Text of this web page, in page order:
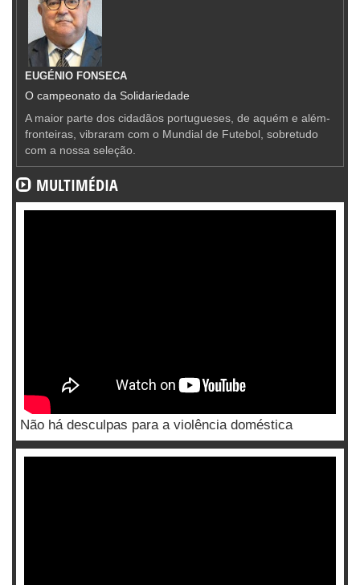
EUGÉNIO FONSECA
O campeonato da Solidariedade
A maior parte dos cidadãos portugueses, de aquém e além-
fronteiras, vibraram com o Mundial de Futebol, sobretudo
com a nossa seleção.
MULTIMÉDIA
Não há desculpas para a violência doméstica